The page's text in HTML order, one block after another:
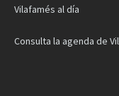
Vilafamés al día
Consulta la agenda de